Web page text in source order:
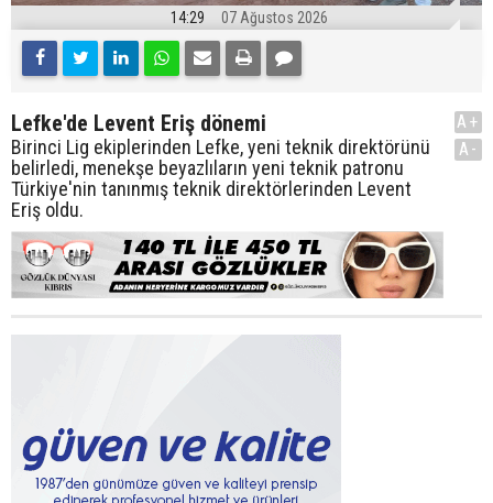
14:29 07 Ağustos 2026
Lefke'de Levent Eriş dönemi
Birinci Lig ekiplerinden Lefke, yeni teknik direktörünü
belirledi, menekşe beyazlıların yeni teknik patronu
Türkiye'nin tanınmış teknik direktörlerinden Levent
Eriş oldu.
A+
A-